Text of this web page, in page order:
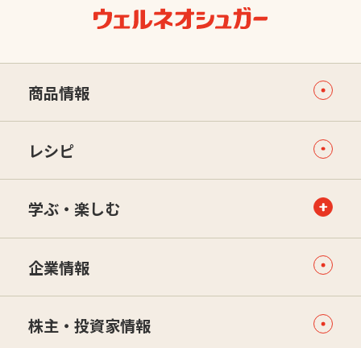
商品情報
レシピ
学ぶ・楽しむ
企業情報
株主・投資家情報